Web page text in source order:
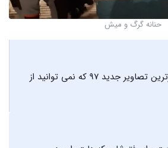
حنانه گرگ و میش
21 عکس از خنده دارترین تصاویر جدید 97 که نمی توانید از